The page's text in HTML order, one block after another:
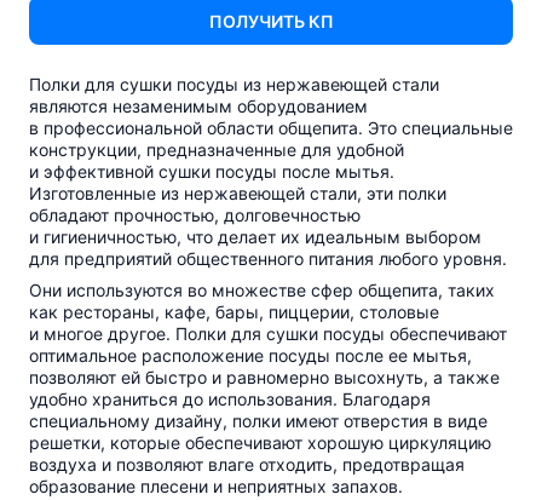
ПОЛУЧИТЬ КП
Полки для сушки посуды из нержавеющей стали
являются незаменимым оборудованием
в профессиональной области общепита. Это специальные
конструкции, предназначенные для удобной
и эффективной сушки посуды после мытья.
Изготовленные из нержавеющей стали, эти полки
обладают прочностью, долговечностью
и гигиеничностью, что делает их идеальным выбором
для предприятий общественного питания любого уровня.
Они используются во множестве сфер общепита, таких
как рестораны, кафе, бары, пиццерии, столовые
и многое другое. Полки для сушки посуды обеспечивают
оптимальное расположение посуды после ее мытья,
позволяют ей быстро и равномерно высохнуть, а также
удобно храниться до использования. Благодаря
специальному дизайну, полки имеют отверстия в виде
решетки, которые обеспечивают хорошую циркуляцию
воздуха и позволяют влаге отходить, предотвращая
образование плесени и неприятных запахов.